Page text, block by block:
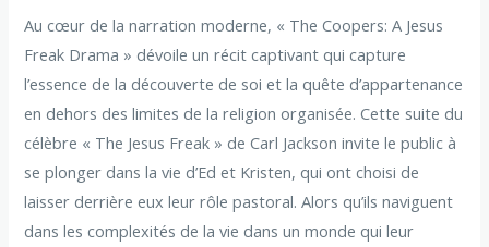
Au cœur de la narration moderne, « The Coopers: A Jesus
Freak Drama » dévoile un récit captivant qui capture
l’essence de la découverte de soi et la quête d’appartenance
en dehors des limites de la religion organisée. Cette suite du
célèbre « The Jesus Freak » de Carl Jackson invite le public à
se plonger dans la vie d’Ed et Kristen, qui ont choisi de
laisser derrière eux leur rôle pastoral. Alors qu’ils naviguent
dans les complexités de la vie dans un monde qui leur